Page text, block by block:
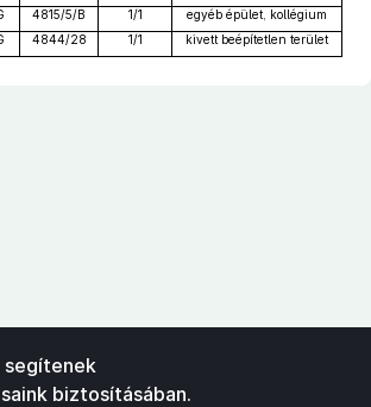
4815/5/B 1/1
egyéb épület, kollégium
4844/28 1/1 kivett beépítetlen terület
biztosításában.